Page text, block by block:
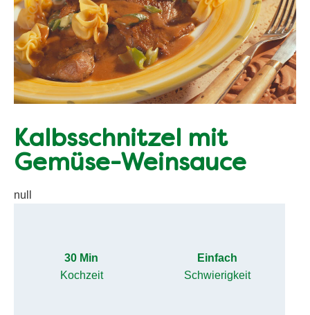
Kalbsschnitzel mit
Gemüse-Weinsauce
null
30 Min
Kochzeit
Einfach
Schwierigkeit